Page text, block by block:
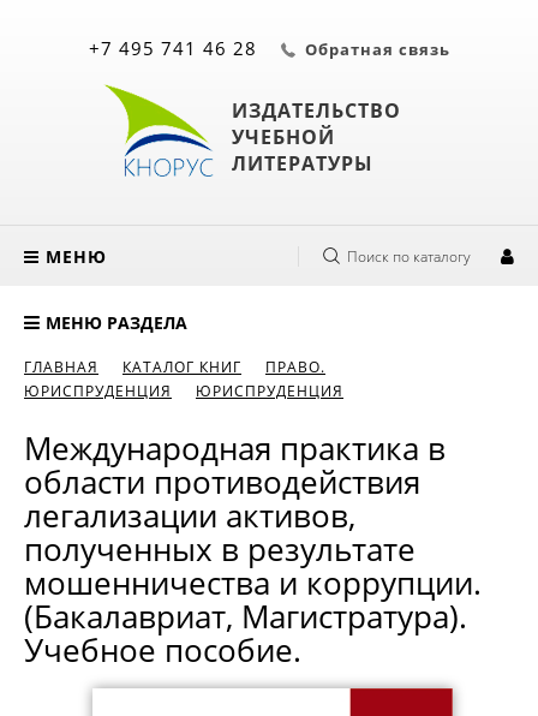
ИЗДАТЕЛЬСТВО
УЧЕБНОЙ
ЛИТЕРАТУРЫ
+7 495 741 46 28 Обратная связь
МЕНЮ Поиск по каталогу
МЕНЮ РАЗДЕЛА
ГЛАВНАЯ КАТАЛОГ КНИГ
ПРАВО.
ЮРИСПРУДЕНЦИЯ
ЮРИСПРУДЕНЦИЯ
Международная практика в
области противодействия
легализации активов,
полученных в результате
мошенничества и коррупции.
(Бакалавриат, Магистратура).
Учебное пособие.